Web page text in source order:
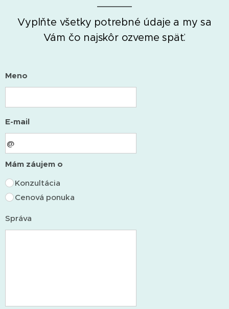
Vyplňte všetky potrebné údaje a my sa
Vám čo najskôr ozveme späť.
Meno
E-mail
Mám záujem o
Konzultácia
Cenová ponuka
Správa